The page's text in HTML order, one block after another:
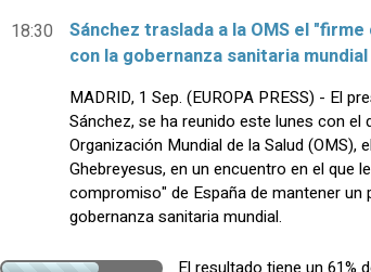
18:30
Sánchez traslada a la OMS el
con la gobernanza sanitaria mundial
MADRID, 1 Sep. (EUROPA PRESS) - El
Sánchez, se ha reunido este lunes con el
Organización Mundial de la Salud
Ghebreyesus, en un encuentro en el que
compromiso" de España de mantener un
gobernanza sanitaria mundial.